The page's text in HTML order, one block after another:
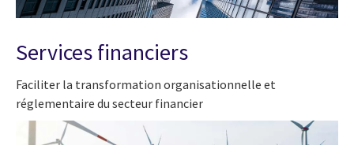
Services financiers
Faciliter la transformation organisationnelle et
réglementaire du secteur financier